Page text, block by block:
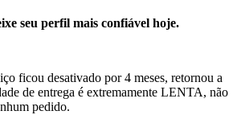
seu perfil mais confiável hoje.
ficou desativado por 4 meses, retornou a
de entrega é extremamente LENTA, não
pedido.